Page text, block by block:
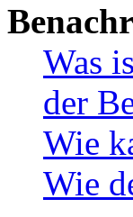
Was
der
Wie
Wie